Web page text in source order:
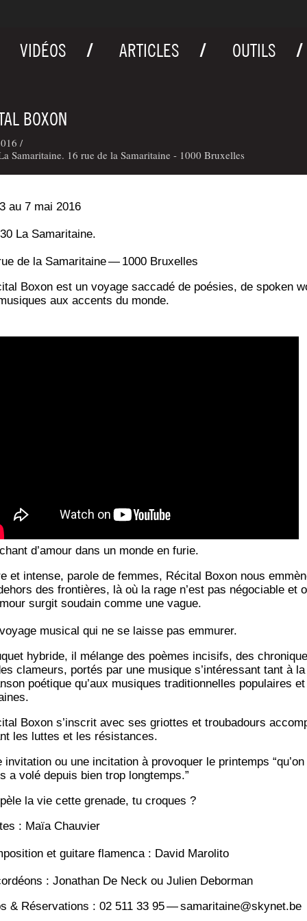
VIDÉOS ARTICLES OUTILS
BOXON
/
Samaritaine. 16 rue de la Samaritaine - 1000 Bruxelles
au 7 mai 2016
La Samaritaine.
de la Sama­ri­taine — 1000 Bruxelles
Boxon est un voyage sac­ca­dé de poé­sies, de spo­ken
aux accents du monde.
d’amour dans un monde en furie.
et intense, parole de femmes, Réci­tal Boxon nous
des fron­tières, là où la rage n’est pas négo­ciable et
sur­git sou­dain comme une vague.
musi­cal qui ne se laisse pas emmurer.
hybride, il mélange des poèmes inci­sifs, des
cla­meurs, por­tés par une musique s’in­té­res­sant tant à la
poé­tique qu’aux musiques tra­di­tion­nelles popu­laires et
Boxon s’inscrit avec ses griottes et trou­ba­dours
les luttes et les résistances.
invi­ta­tion ou une inci­ta­tion à pro­vo­quer le prin­temps “qu’on
a volé depuis bien trop longtemps.”
la vie cette gre­nade, tu croques ?
: Maïa Chauvier
et gui­tare fla­men­ca : David Marolito
: Jona­than De Neck ou Julien Deborman
& Réser­va­tions : 02 511 33 95 — samaritaine@skynet.be